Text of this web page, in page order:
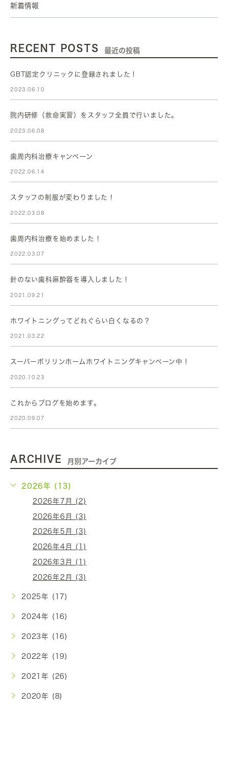
新着情報
RECENT POSTS 最近の投稿
GBT認定クリニックに登録されました！
2023.06.10
院内研修（救命実習）をスタッフ全員で行いました。
2023.06.08
歯周内科治療キャンペーン
2022.06.14
スタッフの制服が変わりました！
2022.03.08
歯周内科治療を始めました！
2022.03.07
針のない歯科麻酔器を導入しました！
2021.09.21
ホワイトニングってどれぐらい白くなるの？
2021.03.22
スーパーポリリンホームホワイトニングキャンペーン中！
2020.10.23
これからブログを始めます。
2020.09.07
ARCHIVE 月別アーカイブ
2026年 (13)
2026年7月 (2)
2026年6月 (3)
2026年5月 (3)
2026年4月 (1)
2026年3月 (1)
2026年2月 (3)
2025年 (17)
2024年 (16)
2023年 (16)
2022年 (19)
2021年 (26)
2020年 (8)